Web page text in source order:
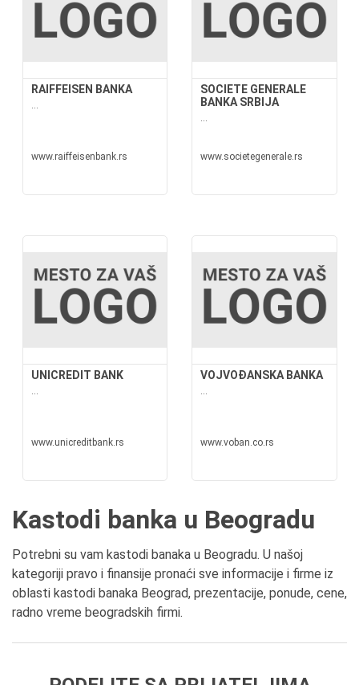
RAIFFEISEN BANKA
...
www.raiffeisenbank.rs
SOCIETE GENERALE
BANKA SRBIJA
...
www.societegenerale.rs
UNICREDIT BANK
...
www.unicreditbank.rs
VOJVOĐANSKA BANKA
...
www.voban.co.rs
Kastodi banka u Beogradu
Potrebni su vam kastodi banaka u Beogradu. U našoj
kategoriji pravo i finansije pronaći sve informacije i firme iz
oblasti kastodi banaka Beograd, prezentacije, ponude, cene,
radno vreme beogradskih firmi.